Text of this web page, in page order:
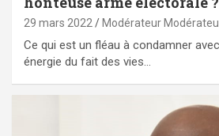
29 mars 2022 Modérateur
Ce qui est un fléau à condamner
énergie du fait des vies…